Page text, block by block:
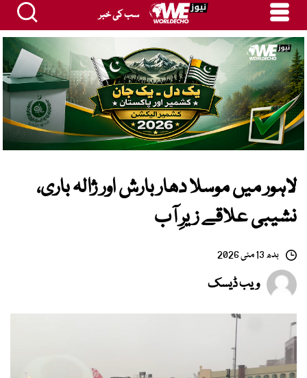
سب کی خبر
لاہور میں موسلا دھار بارش اور ژالہ باری،
نشیبی علاقے زیرِ آب
بدھ 13 مئی 2026
ویب ڈیسک